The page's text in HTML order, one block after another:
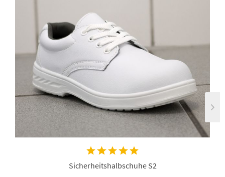
Sicherheitshalbschuhe S2